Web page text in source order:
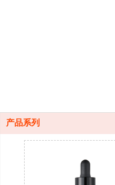
产品系列